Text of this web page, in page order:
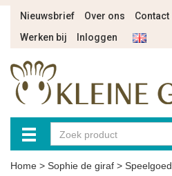
Nieuwsbrief Over ons Contact
Werken bij
Inloggen
Home > Sophie de giraf > Speelgoed